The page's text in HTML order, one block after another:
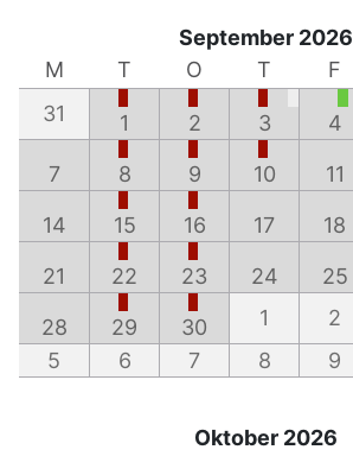
September 2026
M
T O T F
31
1 2 3 4
7 8 9 10 11
14 15 16 17 18
21 22 23 24 25
28 29 30 1 2
5
6 7 8 9
Oktober 2026